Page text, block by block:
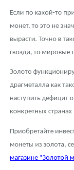
Если по какой-то
монет, то это не
вырасти. Точно в
гвозди, то мировые
Золото
драгметалла как
наступить дефицит
конкретных
Приобретайте
монеты из золота,
магазине "Золотой